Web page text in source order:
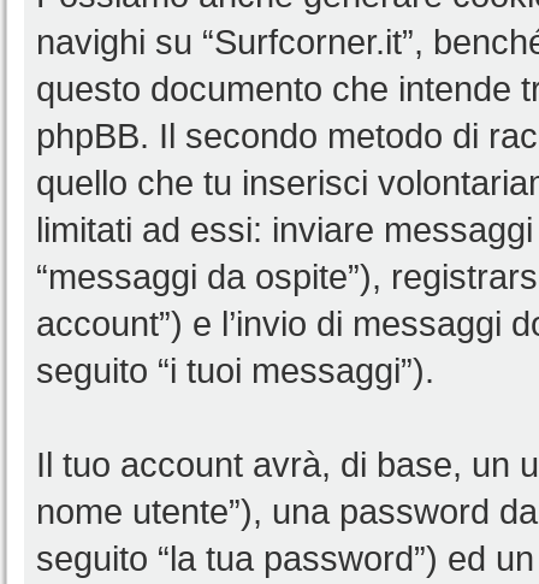
navighi su “Surfcorner.it”,
questo documento che intende
phpBB. Il secondo metodo di
quello che tu inserisci
limitati ad essi: inviare
“messaggi da ospite”),
account”) e l’invio di messaggi
seguito “i tuoi messaggi”).
Il tuo account avrà, di base, un
nome utente”), una password
seguito “la tua password”) ed